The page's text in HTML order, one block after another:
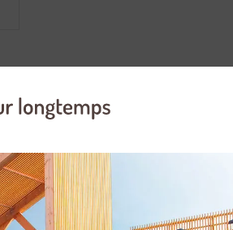
fond : coeur en aluminium et extrémités
les petites et grandes contenances de